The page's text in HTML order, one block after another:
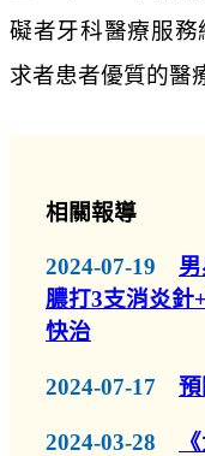
礙者牙科醫療服
求者患者優質的醫
相關報導
2024-07-19
膿打3支消炎針
快治
2024-07-17
2024-03-28